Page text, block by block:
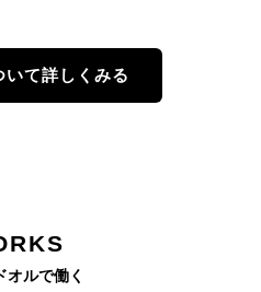
いて詳しくみる
オルで働く